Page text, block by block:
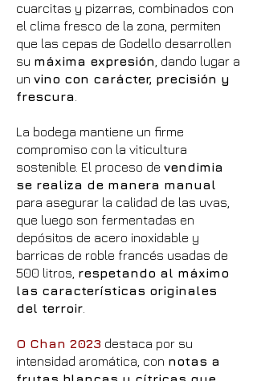
cuarcitas y pizarras, combinados con
el clima fresco de la zona, permiten
que las cepas de Godello desarrollen
su máxima expresión , dando lugar a
un vino con carácter, precisión y
frescura
La bodega mantiene un firme
compromiso con la viticultura
sostenible. El proceso de vendimia
se realiza de manera manual
para asegurar la calidad de las uvas,
que luego son fermentadas en
depósitos de acero inoxidable y
barricas de roble francés usadas de
500 litros, respetando al máximo
las características originales
del terroir
O Chan 2023 destaca por su
intensidad aromática, con notas a